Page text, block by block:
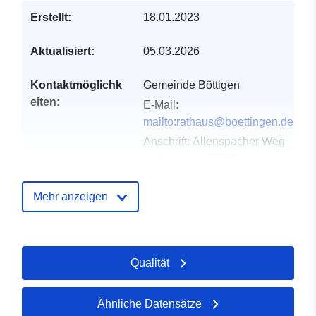
Erstellt: 18.01.2023
Aktualisiert: 05.03.2026
Kontaktmöglichk
eiten:
Gemeinde Böttigen
E-Mail:
mailto:rathaus@boettingen.de
Anschrift: Allenspacher Weg
Verzeichnis der
Zu data.europa.eu hinzugefügt:
21 February 2026
Aktualisiert auf data.europa.eu:
02 August 2026
Mehr anzeigen
Qualität
Ähnliche Datensätze